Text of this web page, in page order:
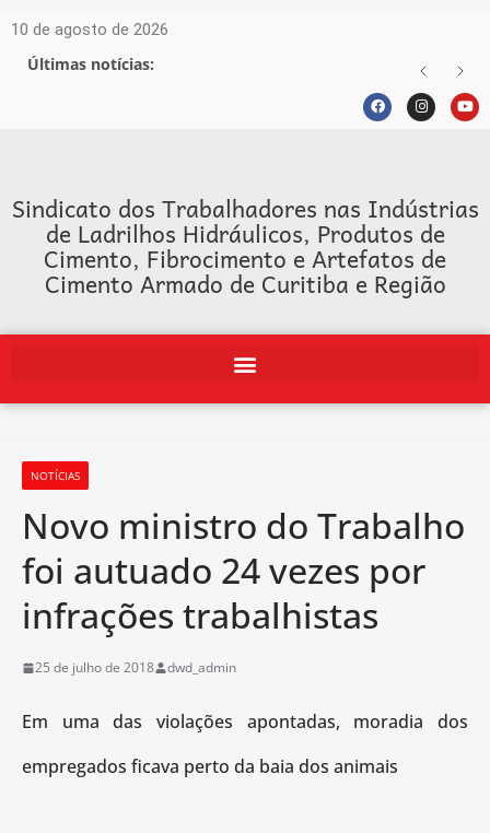
10 de agosto de 2026
Últimas notícias:
Sindicato dos Trabalhadores nas Indústrias
de Ladrilhos Hidráulicos, Produtos de
Cimento, Fibrocimento e Artefatos de
Cimento Armado de Curitiba e Região
NOTÍCIAS
Novo ministro do Trabalho
foi autuado 24 vezes por
infrações trabalhistas
25 de julho de 2018 dwd_admin
Em uma das violações apontadas, moradia dos
empregados ficava perto da baia dos animais